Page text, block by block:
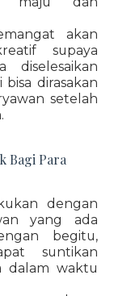
akan
supaya
diselesaikan
dirasakan
setelah
Bagi Para
dengan
yang ada
begitu,
suntikan
dalam waktu